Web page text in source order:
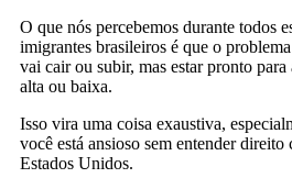
O que nós percebemos durante todos
imigrantes brasileiros é que o
vai cair ou subir, mas estar pronto para
alta ou baixa.
Isso vira uma coisa exaustiva,
você está ansioso sem entender
Estados Unidos.